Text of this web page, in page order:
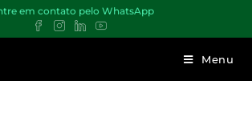
em contato pelo WhatsApp
Menu